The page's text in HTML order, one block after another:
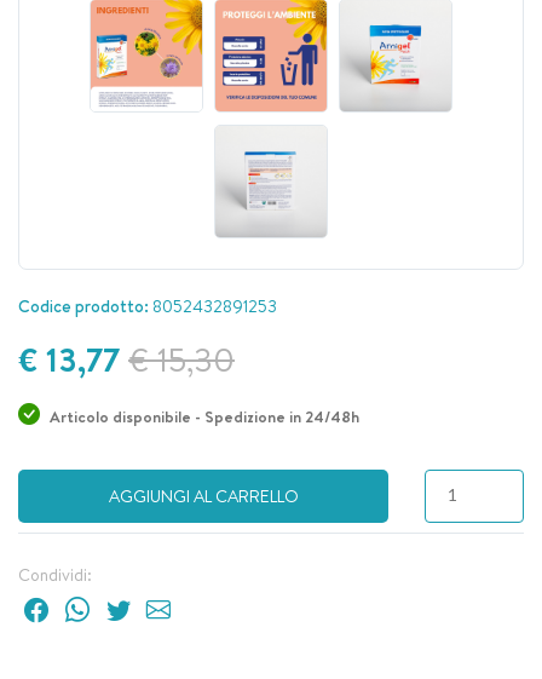
Codice prodotto: 8052432891253
€ 13,77€ 15,30
Articolo disponibile - Spedizione in 24/48h
AGGIUNGI AL CARRELLO
Condividi: